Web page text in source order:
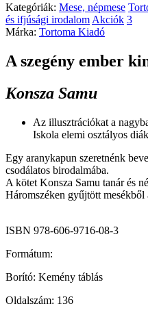
Kategóriák: Mese, népmese
és ifjúsági irodalomAkciók 3
Márka: Tortoma Kiadó
A szegény ember
Konsza Samu
Az illusztrációkat a
Iskola elemi osztályos
Egy aranykapun szeretnénk
csodálatos birodalmába.
A kötet Konsza Samu tanár és
Háromszéken gyűjtött mesékből
ISBN 978-606-9716-08-3
Formátum:
Borító: Kemény táblás
Oldalszám: 136